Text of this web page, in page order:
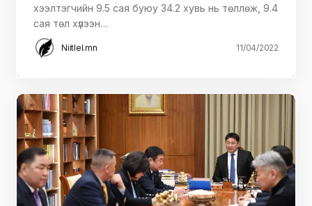
хээлтэгчийн 9.5 сая буюу 34.2 хувь нь төллөж, 9.4
сая төл хүлээн…
Niitlel.mn 11/04/2022